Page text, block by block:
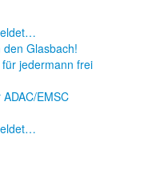
den Glasbach!
jedermann frei
EMSC